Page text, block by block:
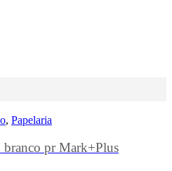
, Papelaria
pr Mark+Plus